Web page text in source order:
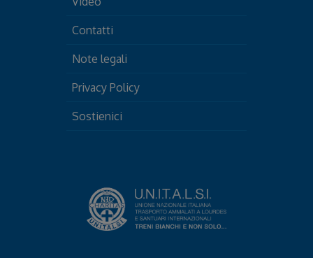
Contatti
Note legali
Privacy Policy
Sostienici